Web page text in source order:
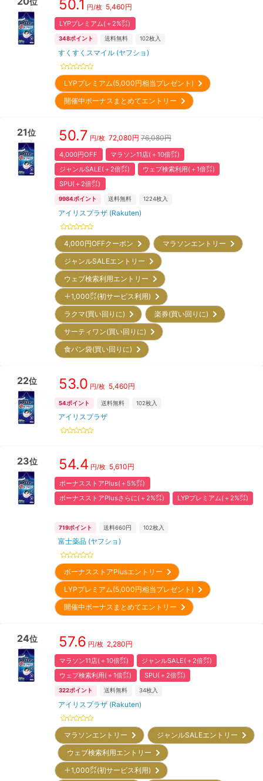
50.1 円/枚 5,460円
LYPプレミアム(＋2%㌽)
348ポイント 送料無料 102枚入
すくすくスマイル (ヤフショ)
LYPプレミアム(5,000円相当プレゼント)
開催中ボーナスまとめてエントリー
21位 50.7 円/枚 72,080円 76,080円
4,000円OFF
マラソン11店(＋10倍㌽)
ジャンルSALE(＋2倍㌽)
ウェブ検索利用(＋1倍㌽)
SPU(＋2倍㌽)
9984ポイント 送料無料 1224枚入
アイリスプラザ (Rakuten)
4,000円OFFクーポン
マラソンエントリー
ジャンルSALEエントリー
ウェブ検索利用エントリー
＋1,000㌽(初サービス利用)
ラクマ(買い回りに)
楽券(買い回りに)
サーティワン(買い回りに)
食パン袋(買い回りに)
22位 53.0 円/枚 5,460円
54ポイント 送料無料 102枚入
アイリスプラザ
23位 54.4 円/枚 5,610円
ボーナスストアPlus(＋5%㌽)
ボーナスストアPlusさらに(＋2%㌽)
LYPプレミアム(＋2%㌽)
719ポイント 送料660円 102枚入
富士薬品 (ヤフショ)
ボーナスストアPlusエントリー
LYPプレミアム(5,000円相当プレゼント)
開催中ボーナスまとめてエントリー
24位 57.6 円/枚 2,280円
マラソン11店(＋10倍㌽)
ジャンルSALE(＋2倍㌽)
ウェブ検索利用(＋1倍㌽)
SPU(＋2倍㌽)
322ポイント 送料無料 34枚入
アイリスプラザ (Rakuten)
マラソンエントリー
ジャンルSALEエントリー
ウェブ検索利用エントリー
＋1,000㌽(初サービス利用)